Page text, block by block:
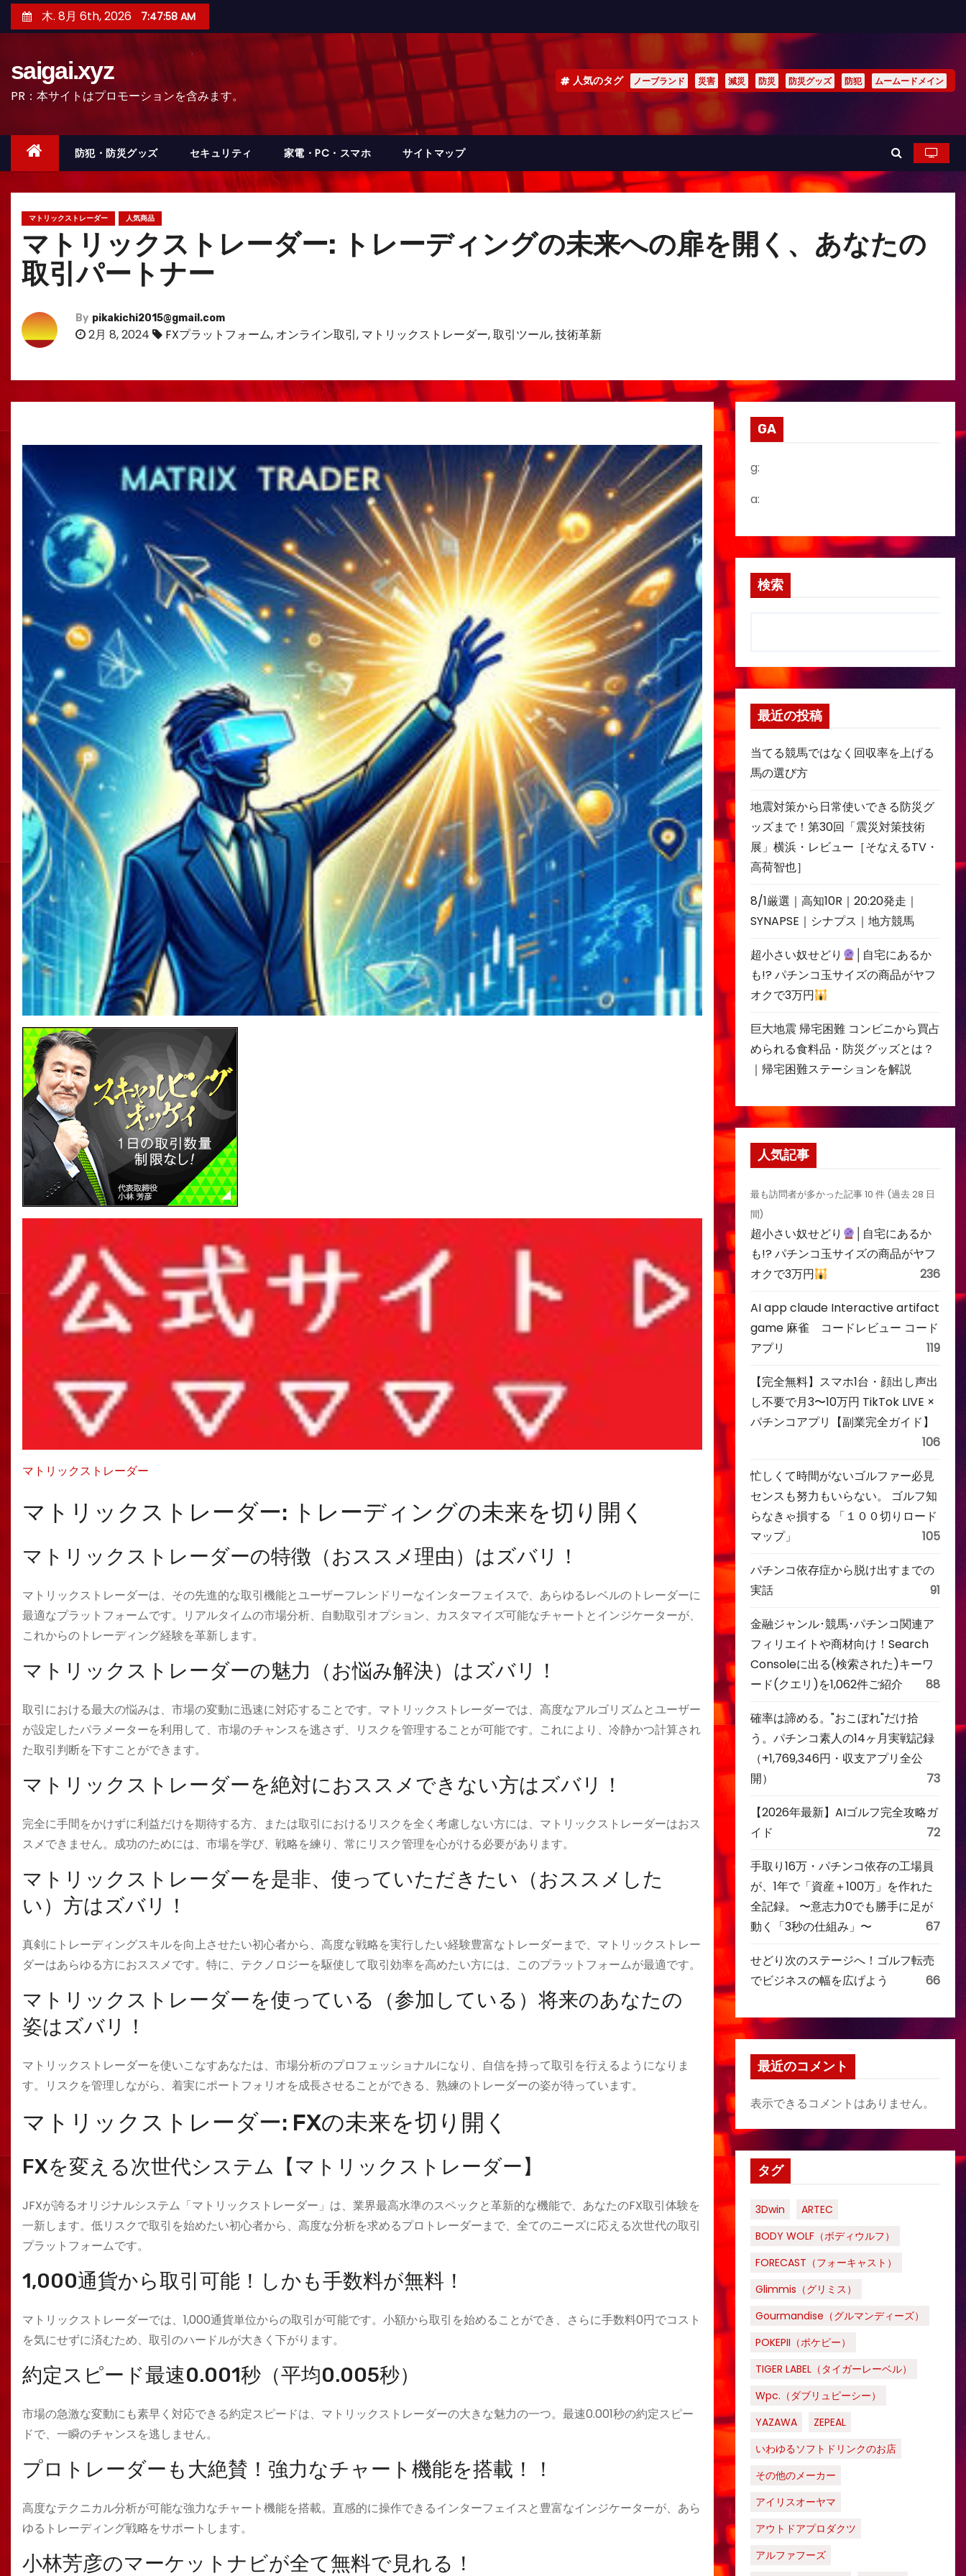
ン
ッ
木. 8月 6th, 2026 7:48:00 AM
saigai.xyz
PR：本サイトはプロモーションを含みます。
人気のタグ ノーブランド 災害 減災 防災 防災グッズ 防犯 ムームードメイン
防犯・防災グッズ セキュリティ 家電・PC・スマホ サイトマップ
マトリックストレーダー 人気商品
マトリックストレーダー: トレーディングの未来への扉を開く、あなたの
取引パートナー
By pikakichi2015@gmail.com
2月 8, 2024 FXプラットフォーム, オンライン取引, マトリックストレーダー,取引ツール,技術革新
マトリックストレーダー
マトリックストレーダー: トレーディングの未来を切り開く
マトリックストレーダーの特徴（おススメ理由）はズバリ！
マトリックストレーダーは、その先進的な取引機能とユーザーフレンドリーなインターフェイスで、あらゆるレベルのトレーダーに
最適なプラットフォームです。リアルタイムの市場分析、自動取引オプション、カスタマイズ可能なチャートとインジケーターが、
これからのトレーディング経験を革新します。
マトリックストレーダーの魅力（お悩み解決）はズバリ！
取引における最大の悩みは、市場の変動に迅速に対応することです。マトリックストレーダーでは、高度なアルゴリズムとユーザー
が設定したパラメーターを利用して、市場のチャンスを逃さず、リスクを管理することが可能です。これにより、冷静かつ計算され
た取引判断を下すことができます。
マトリックストレーダーを絶対におススメできない方はズバリ！
完全に手間をかけずに利益だけを期待する方、または取引におけるリスクを全く考慮しない方には、マトリックストレーダーはおス
スメできません。成功のためには、市場を学び、戦略を練り、常にリスク管理を心がける必要があります。
マトリックストレーダーを是非、使っていただきたい（おススメした
い）方はズバリ！
真剣にトレーディングスキルを向上させたい初心者から、高度な戦略を実行したい経験豊富なトレーダーまで、マトリックストレー
ダーはあらゆる方におススメです。特に、テクノロジーを駆使して取引効率を高めたい方には、このプラットフォームが最適です。
マトリックストレーダーを使っている（参加している）将来のあなたの
姿はズバリ！
マトリックストレーダーを使いこなすあなたは、市場分析のプロフェッショナルになり、自信を持って取引を行えるようになりま
す。リスクを管理しながら、着実にポートフォリオを成長させることができる、熟練のトレーダーの姿が待っています。
マトリックストレーダー: FXの未来を切り開く
FXを変える次世代システム【マトリックストレーダー】
JFXが誇るオリジナルシステム「マトリックストレーダー」は、業界最高水準のスペックと革新的な機能で、あなたのFX取引体験を
一新します。低リスクで取引を始めたい初心者から、高度な分析を求めるプロトレーダーまで、全てのニーズに応える次世代の取引
プラットフォームです。
1,000通貨から取引可能！しかも手数料が無料！
マトリックストレーダーでは、1,000通貨単位からの取引が可能です。小額から取引を始めることができ、さらに手数料0円でコスト
を気にせずに済むため、取引のハードルが大きく下がります。
約定スピード最速0.001秒（平均0.005秒）
市場の急激な変動にも素早く対応できる約定スピードは、マトリックストレーダーの大きな魅力の一つ。最速0.001秒の約定スピー
ドで、一瞬のチャンスを逃しません。
プロトレーダーも大絶賛！強力なチャート機能を搭載！！
高度なテクニカル分析が可能な強力なチャート機能を搭載。直感的に操作できるインターフェイスと豊富なインジケーターが、あら
ゆるトレーディング戦略をサポートします。
小林芳彦のマーケットナビが全て無料で見れる！
GA
g:
a:
検索
最近の投稿
当てる競馬ではなく回収率を上げる
馬の選び方
地震対策から日常使いできる防災グ
ッズまで！第30回「震災対策技術
展」横浜・レビュー［そなえるTV・
高荷智也］
8/1厳選｜高知10R｜20:20発走｜
SYNAPSE｜シナプス｜地方競馬
超小さい奴せどり
│自宅にあるか
も!? パチンコ玉サイズの商品がヤフ
オクで3万円
巨大地震 帰宅困難 コンビニから買占
められる食料品・防災グッズとは？
｜帰宅困難ステーションを解説
人気記事
最も訪問者が多かった記事 10 件 (過去 28 日
間)
超小さい奴せどり
│自宅にあるか
も!? パチンコ玉サイズの商品がヤフ
オクで3万円
236
AI app claude Interactive artifact
game 麻雀 コードレビュー コード
アプリ
119
【完全無料】スマホ1台・顔出し声出
し不要で月3〜10万円 TikTok LIVE ×
パチンコアプリ【副業完全ガイド】
106
忙しくて時間がないゴルファー必見
センスも努力もいらない。 ゴルフ知
らなきゃ損する 「１００切りロード
マップ」
105
パチンコ依存症から脱け出すまでの
実話
91
金融ジャンル･競馬･パチンコ関連ア
フィリエイトや商材向け！Search
Consoleに出る(検索された)キーワ
ード(クエリ)を1,062件ご紹介
88
確率は諦める。"おこぼれ"だけ拾
う。パチンコ素人の14ヶ月実戦記録
（+1,769,346円・収支アプリ全公
開）
73
【2026年最新】AIゴルフ完全攻略ガ
イド
72
手取り16万・パチンコ依存の工場員
が、1年で「資産＋100万」を作れた
全記録。 〜意志力0でも勝手に足が
動く「3秒の仕組み」〜
67
せどり次のステージへ！ゴルフ転売
でビジネスの幅を広げよう
66
最近のコメント
表示できるコメントはありません。
タグ
3Dwin
ARTEC
BODY WOLF（ボディウルフ）
FORECAST（フォーキャスト）
Glimmis（グリミス）
Gourmandise（グルマンディーズ）
POKEPII（ポケピー）
TIGER LABEL（タイガーレーベル）
Wpc.（ダブリュピーシー）
YAZAWA
ZEPEAL
いわゆるソフトドリンクのお店
その他のメーカー
アイリスオーヤマ
アウトドアプロダクツ
アルファフーズ